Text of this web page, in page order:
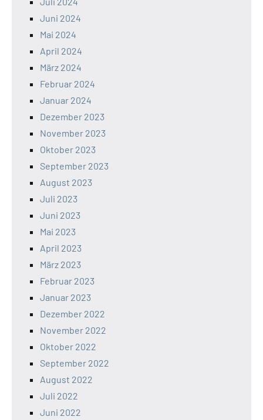
Juni 2024
Mai 2024
April 2024
März 2024
Februar 2024
Januar 2024
Dezember 2023
November 2023
Oktober 2023
September 2023
August 2023
Juli 2023
Juni 2023
Mai 2023
April 2023
März 2023
Februar 2023
Januar 2023
Dezember 2022
November 2022
Oktober 2022
September 2022
August 2022
Juli 2022
Juni 2022